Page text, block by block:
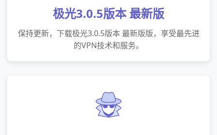
极光3.0.5版本 最新版
保持更新，下载极光3.0.5版本 最新版版，享受最先进
的VPN技术和服务。